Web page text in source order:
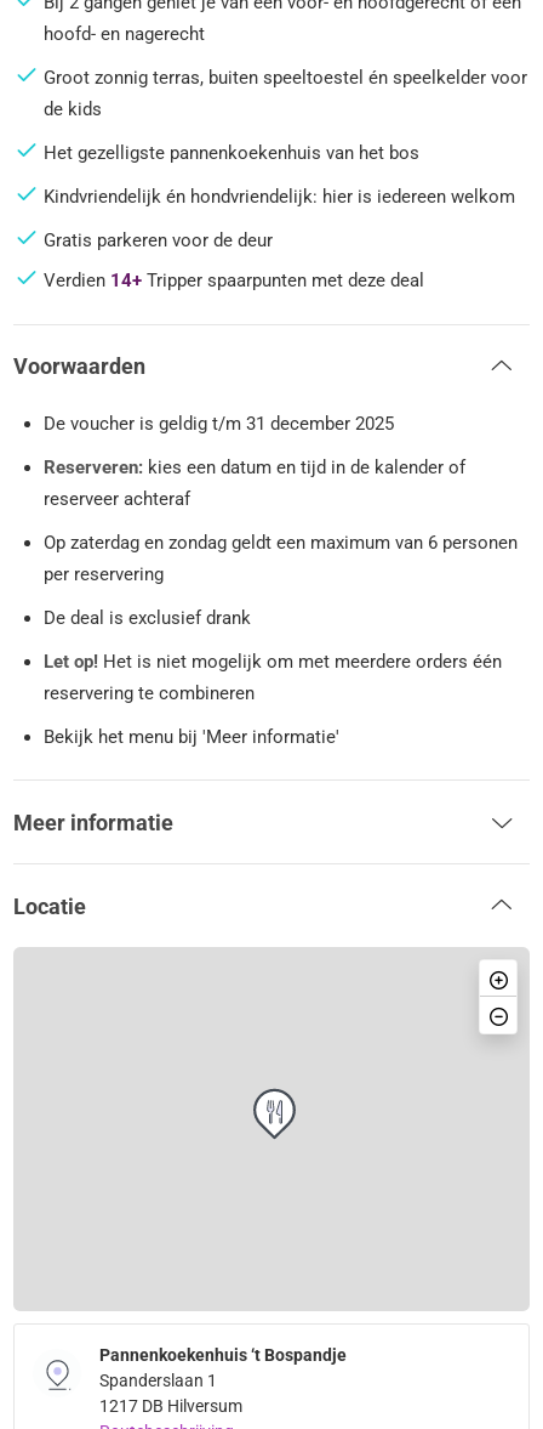
hoofd- en nagerecht
Groot zonnig terras, buiten speeltoestel én speelkelder voor
de kids
Het gezelligste pannenkoekenhuis van het bos
Kindvriendelijk én hondvriendelijk: hier is iedereen welkom
Gratis parkeren voor de deur
Verdien 14+ Tripper spaarpunten met deze deal
Voorwaarden
De voucher is geldig t/m 31 december 2025
Reserveren: kies een datum en tijd in de kalender of
reserveer achteraf
Op zaterdag en zondag geldt een maximum van 6 personen
per reservering
De deal is exclusief drank
Let op! Het is niet mogelijk om met meerdere orders één
reservering te combineren
Bekijk het menu bij 'Meer informatie'
Meer informatie
Locatie
Pannenkoekenhuis ‘t Bospandje
Spanderslaan 1
1217 DB Hilversum